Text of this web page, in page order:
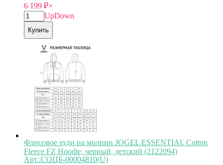
6 199 ₽×
UpDown
Купить
Флисовое худи на молнии JOGEL ESSENTIAL Cotton
Fleece FZ Hoodie, черный, детский (2122094)
Арт.:СОЦБ-00004810(U)